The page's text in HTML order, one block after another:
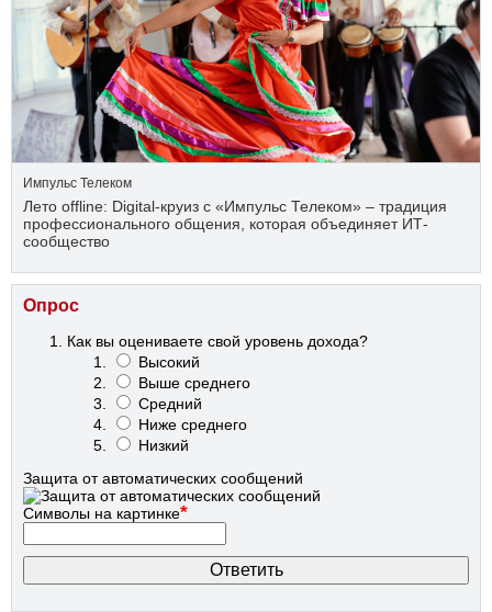
Импульс Телеком
Лето offline: Digital-круиз с «Импульс Телеком» – традиция
профессионального общения, которая объединяет ИТ-
сообщество
Опрос
Как вы оцениваете свой уровень дохода?
Высокий
Выше среднего
Средний
Ниже среднего
Низкий
Защита от автоматических сообщений
Символы на картинке*